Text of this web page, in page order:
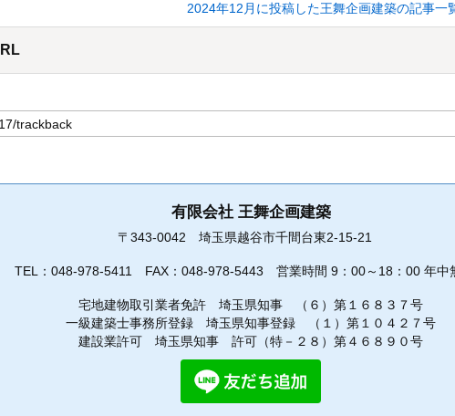
2024年12月に投稿した王舞企画建築の記事一
有限会社 王舞企画建築
〒343-0042 埼玉県越谷市千間台東2-15-21
TEL： 048-978-5411 FAX：048-978-5443 営業時間 9：00～18：00 年中
宅地建物取引業者免許 埼玉県知事 （６）第１６８３７号
一級建築士事務所登録 埼玉県知事登録 （１）第１０４２７号
建設業許可 埼玉県知事 許可（特－２８）第４６８９０号